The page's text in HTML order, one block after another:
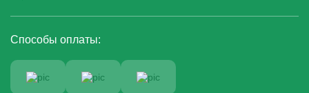
Способы оплаты: